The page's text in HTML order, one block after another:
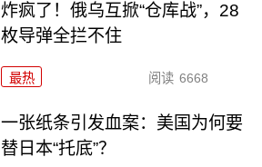
炸疯了！俄乌互掀“仓库战”，28
枚导弹全拦不住
最热 阅读 6668
一张纸条引发血案：美国为何要
替日本“托底”？